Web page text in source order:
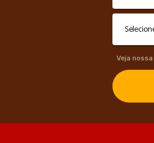
Veja nossa